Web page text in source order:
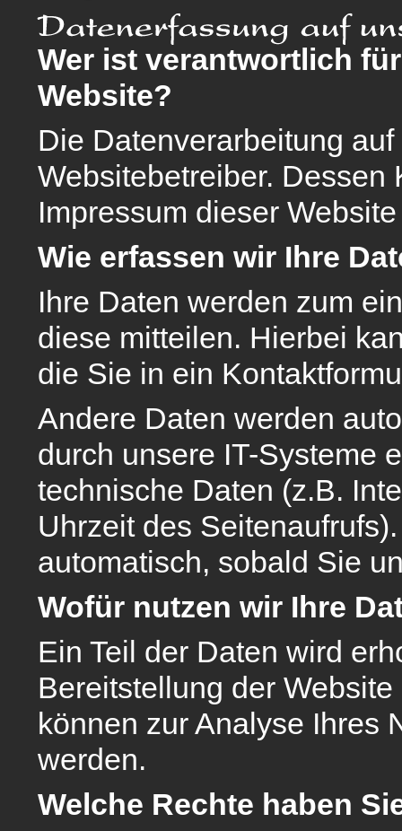
Wer ist verantwortlich
Website?
Die Datenverarbeitung
Websitebetreiber. Dessen
Impressum dieser
Wie erfassen wir Ihre
Ihre Daten werden zum
diese mitteilen. Hierbei
die Sie in ein
Andere Daten werden
durch unsere IT-Systeme
technische Daten (z.B.
Uhrzeit des
automatisch, sobald Sie
Wofür nutzen wir Ihre
Ein Teil der Daten wird
Bereitstellung der
können zur Analyse Ihres
werden.
Welche Rechte haben